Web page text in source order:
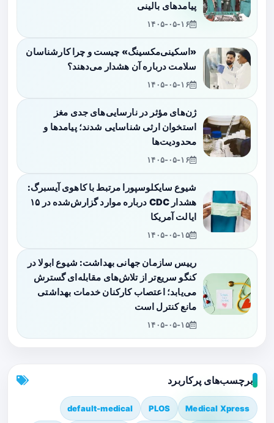
پیامدهای بالینی
۱۴۰۵-۰۵-۱۶
«اسکینی‌مکسینگ» چیست و چرا کارشناسان
سلامت درباره آن هشدار می‌دهند؟
۱۴۰۵-۰۵-۱۶
ژن‌های مؤثر در نارسایی‌های جدی مغز
استخوان ارثی شناسایی شدند؛ پیامدها و
محدودیت‌ها
۱۴۰۵-۰۵-۱۶
شیوع سایکلوسپورا مرتبط با کاهوی آیسبرگ:
هشدار CDC درباره موارد گزارش‌شده در ۱۵
ایالت آمریکا
۱۴۰۵-۰۵-۱۵
رییس سازمان جهانی بهداشت: شیوع ابولا در
کنگو سریع‌تر از تلاش‌های مقابله‌ای گسترش
می‌یابد؛ اعتصاب کارکنان خدمات بهداشتی
مانع کنترل است
۱۴۰۵-۰۵-۱۵
برچسب‌های پرکاربرد
Medical Xpress
PLOS
default-medical